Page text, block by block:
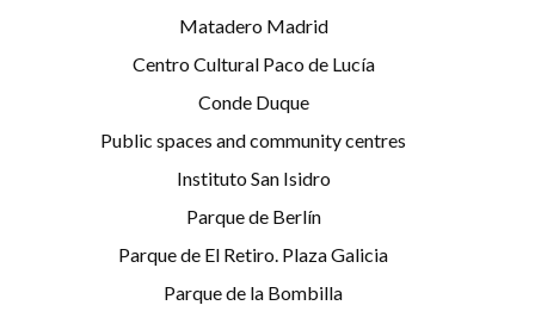
Matadero Madrid
Centro Cultural Paco de Lucía
Conde Duque
Public spaces and community centres
Instituto San Isidro
Parque de Berlín
Parque de El Retiro. Plaza Galicia
Parque de la Bombilla